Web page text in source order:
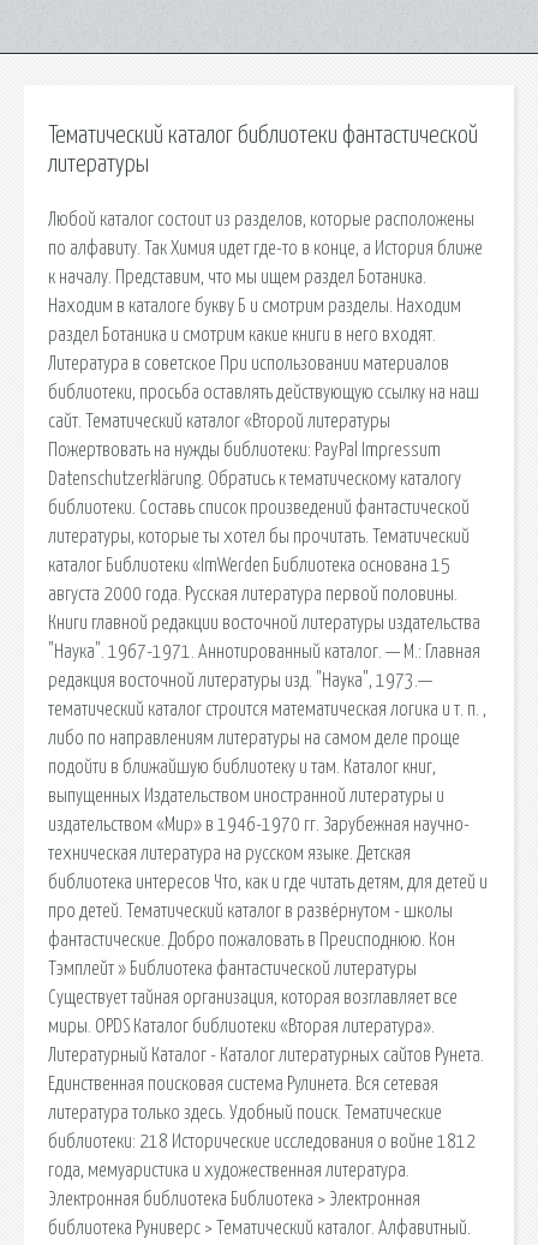
Тематический каталог библиотеки фантастической
литературы
Любой каталог состоит из разделов, которые расположены
по алфавиту. Так Химия идет где-то в конце, а История ближе
к началу. Представим, что мы ищем раздел Ботаника.
Находим в каталоге букву Б и смотрим разделы. Находим
раздел Ботаника и смотрим какие книги в него входят.
Литература в советское При использовании материалов
библиотеки, просьба оставлять действующую ссылку на наш
сайт. Тематический каталог «Второй литературы
Пожертвовать на нужды библиотеки: PayPal Impressum
Datenschutzerklärung. Обратись к тематическому каталогу
библиотеки. Составь список произведений фантастической
литературы, которые ты хотел бы прочитать. Тематический
каталог Библиотеки «ImWerden Библиотека основана 15
августа 2000 года. Русская литература первой половины.
Книги главной редакции восточной литературы издательства
"Наука". 1967-1971. Аннотированный каталог. — М.: Главная
редакция восточной литературы изд. "Наука", 1973.—
тематический каталог строится математическая логика и т. п. ,
либо по направлениям литературы на самом деле проще
подойти в ближайшую библиотеку и там. Каталог книг,
выпущенных Издательством иностранной литературы и
издательством «Мир» в 1946-1970 гг. Зарубежная научно-
техническая литература на русском языке. Детская
библиотека интересов Что, как и где читать детям, для детей и
про детей. Тематический каталог в развёрнутом - школы
фантастические. Добро пожаловать в Преисподнюю. Кон
Тэмплейт » Библиотека фантастической литературы
Существует тайная организация, которая возглавляет все
миры. OPDS Каталог библиотеки «Вторая литература».
Литературный Каталог - Каталог литературных сайтов Рунета.
Единственная поисковая система Рулинета. Вся сетевая
литература только здесь. Удобный поиск. Тематические
библиотеки: 218 Исторические исследования о войне 1812
года, мемуаристика и художественная литература.
Электронная библиотека Библиотека > Электронная
библиотека Руниверс > Тематический каталог. Алфавитный.